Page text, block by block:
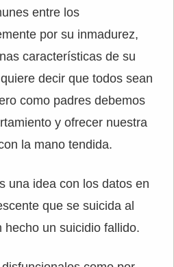
entre los
por su inmadurez,
características de su
decir que todos sean
como padres debemos
y ofrecer nuestra
la mano tendida.
una idea con los datos en
que se suicida al
hecho un suicidio fallido.